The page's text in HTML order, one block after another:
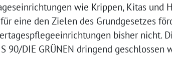
wie Krippen, Kitas und
eine den Zielen des Grundgesetzes
bisher nicht.
90/DIE GRÜNEN dringend geschlossen